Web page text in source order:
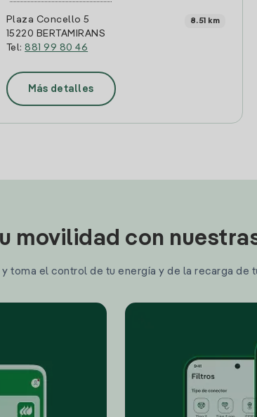
Plaza Concello 5
15220 BERTAMIRANS
Tel:881 99 80 46
8.51 km
Más detalles
movilidad con
toma el control de tu energía y de la recarga de